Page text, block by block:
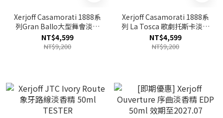
Xerjoff Casamorati 1888系
列Gran Ballo大型舞會淡香
精 100ml TESTER
NT$4,599
NT$9,200
Xerjoff Casamorati 1888系
列 La Tosca 歌劇托斯卡淡香
精 EDP 100ml TESTER 效
期至2027.01
NT$4,599
NT$9,200